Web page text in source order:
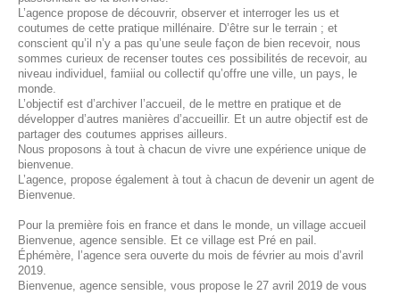
L’agence propose de découvrir, observer et interroger les us et
coutumes de cette pratique millénaire. D’être sur le terrain ; et
conscient qu’il n’y a pas qu’une seule façon de bien recevoir, nous
sommes curieux de recenser toutes ces possibilités de recevoir, au
niveau individuel, famiial ou collectif qu’offre une ville, un pays, le
monde.
L’objectif est d’archiver l’accueil, de le mettre en pratique et de
développer d’autres manières d’accueillir. Et un autre objectif est de
partager des coutumes apprises ailleurs.
Nous proposons à tout à chacun de vivre une expérience unique de
bienvenue.
L’agence, propose également à tout à chacun de devenir un agent de
Bienvenue.
Pour la première fois en france et dans le monde, un village accueil
Bienvenue, agence sensible. Et ce village est Pré en pail.
Éphémère, l’agence sera ouverte du mois de février au mois d’avril
2019.
Bienvenue, agence sensible, vous propose le 27 avril 2019 de vous